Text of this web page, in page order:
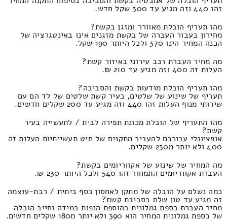
זהו 440 וזה מגיע עד 300 שקל חדש.
מהו תעריף הובלת מאוורר ומזגן בקשת?
מחירון בעבור העברה של בקשת מזגנים אינו באינטגרציה של
הכנה המחיר הינו 370 ולכל היותר 190 שקל.
מה מחיר העברת רכב עירוני באיזור קשת?
העלות זה 400 וזה מגיע עד 210 ₪.
מהו תעריף הובלת מודעות בקשת והסביבה?
תעריף של שינוע של שלטים, בעיר קשת שלטים של לד הם עם
שירותי מנוף העלות זהו 440 וזה מגיע עד 200 שקלים חדשים.
מהו התעריף של הובלת מכונת תפירה לבית / לתעשייה בעיר
קשת?
אופציונלי עבורכם להעביר מתקנים של חיט תעשייתיות העלות זה
400 ולא יותר מ230 שקלים.
מה המחיר של שינוע של אקווריומים בקשת?
העברת אקווריומים התמחור זהו 540 ולכל היותר 230 ₪.
כמה נשלם על הובלה של מתקן לאחסון כסף ביתית / רבת-עוצמה
זה מגיע עד טון שלם בסביבת קשת?
מחיר העברת כספת גמלונית בהוספת הנפות במידה וחייב הובלה
של כספת גמלונית המחיר הוא 390 ולא יותר מ180 שקלים חדשים.